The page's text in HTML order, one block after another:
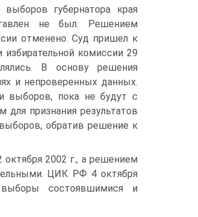
губернатора края
не был. Решением
отменено. Суд пришел к
комиссии 29
В основу решения
и непроверенных данных.
выборов, пока не будут с
признания результатов
обратив решение к
2002 г., а решением
ЦИК РФ 4 октября
состоявшимися и